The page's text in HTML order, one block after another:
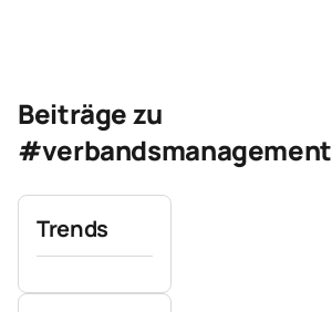
Beiträge zu
#verbandsmanagement
Trends